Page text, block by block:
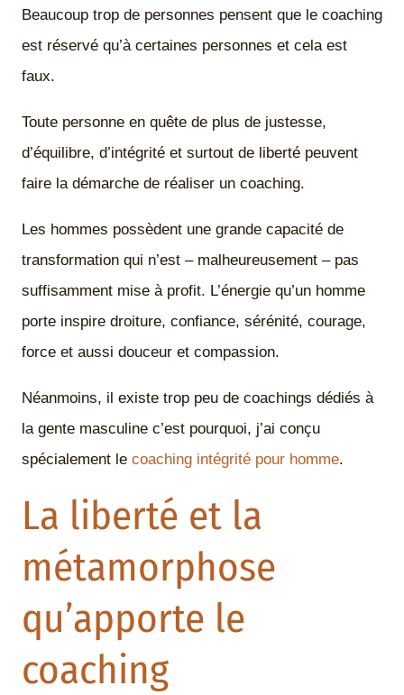
Beaucoup trop de personnes pensent que le coaching
est réservé qu’à certaines personnes et cela est
faux.
Toute personne en quête de plus de justesse,
d’équilibre, d’intégrité et surtout de liberté peuvent
faire la démarche de réaliser un coaching.
Les hommes possèdent une grande capacité de
transformation qui n’est – malheureusement – pas
suffisamment mise à profit. L’énergie qu’un homme
porte inspire droiture, confiance, sérénité, courage,
force et aussi douceur et compassion.
Néanmoins, il existe trop peu de coachings dédiés à
la gente masculine c’est pourquoi, j’ai conçu
spécialement le coaching intégrité pour homme.
La liberté et la
métamorphose
qu’apporte le
coaching